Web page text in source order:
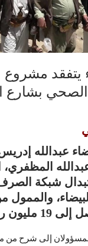
يتفقد مشروع
بشارع
عبدالله
المظفري،
شبكة
ريال.
المسؤولان إلى شرح